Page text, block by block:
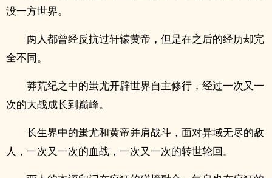
没一方世界。
两人都曾经反抗过轩辕黄帝，但是在之后的经历却完
全不同。
莽荒纪之中的蚩尤开辟世界自主修行，经过一次又一
次的大战成长到巅峰。
长生界中的蚩尤和黄帝并肩战斗，面对异域无尽的敌
人，一次又一次的血战，一次又一次的转世轮回。